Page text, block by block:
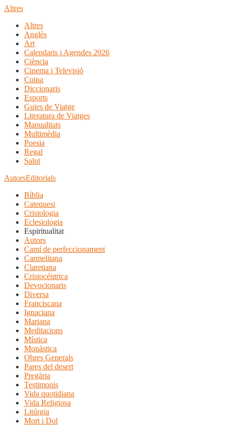
Altres
Altres
Anglès
Art
Calendaris i Agendes 2026
Ciència
Cinema i Televisió
Cuina
Diccionaris
Esports
Guies de Viatge
Literatura de Viatges
Manualitats
Multimèdia
Poesia
Regal
Salut
AutorsEditorials
Bíblia
Catequesi
Cristologia
Eclesiologia
Espiritualitat
Autors
Camí de perfeccionament
Carmelitana
Claretiana
Cristocéntrica
Devocionaris
Diversa
Franciscana
Ignaciana
Mariana
Meditacions
Mística
Monàstica
Obres Generals
Pares del desert
Pregària
Testimonis
Vida quotidiana
Vida Religiosa
Litúrgia
Mort i Dol